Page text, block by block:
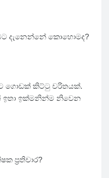
දැනෙන්නේ කොහොමද?
ගොඩක් කිට්ටු චරිතයක්.
ඉතා ඉක්මනින්ම නිවෙන
ප්‍රතිචාර?